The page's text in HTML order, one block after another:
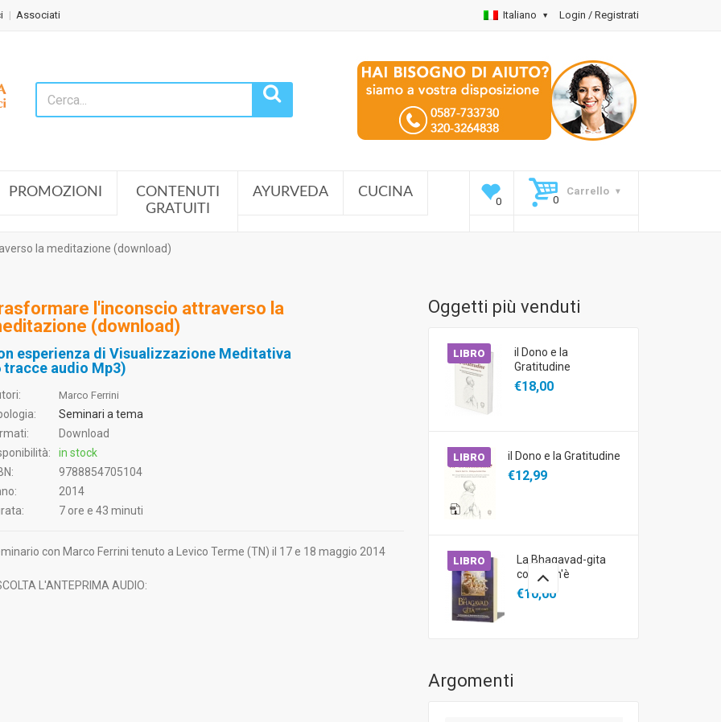
Associati Login / Registrati
Italiano
PROMOZIONI
CONTENUTI
GRATUITI
AYURVEDA CUCINA Carrello
la meditazione (download)
l'inconscio attraverso la
(download)
esperienza di Visualizzazione Meditativa
tracce audio Mp3)
Marco Ferrini
Seminari a tema
Download
in stock
9788854705104
2014
7 ore e 43 minuti
con Marco Ferrini tenuto a Levico Terme (TN) il 17 e 18 maggio 2014
L'ANTEPRIMA AUDIO:
Oggetti più venduti
LIBRO
il Dono e la
Gratitudine
€18,00
LIBRO il Dono e la Gratitudine
€12,99
LIBRO
La Bhagavad-gita
così com'è
€10,00
Argomenti